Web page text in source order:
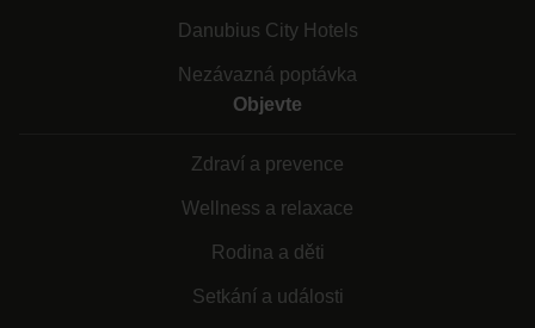
Danubius City Hotels
Nezávazná poptávka
Objevte
Zdraví a prevence
Wellness a relaxace
Rodina a děti
Setkání a události